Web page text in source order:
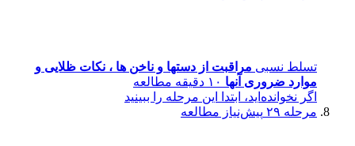
تسلط نسبی مراقبت از دستها و ناخن ها ، نکات ظلایی و
موارد ضروری آنها ۱۰ دقیقه مطالعه
اگر نخوانده‌اید، ابتدا این مرحله را ببینید
مرحله ۲۹
پیش‌نیاز مطالعه